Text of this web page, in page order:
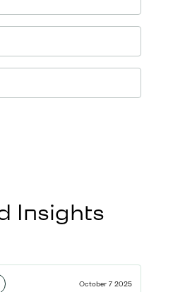
Insights
October 7 2025